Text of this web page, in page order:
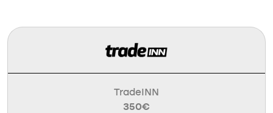
TradeINN
350€